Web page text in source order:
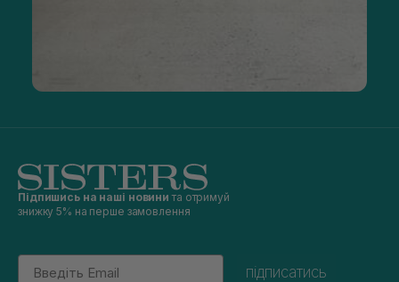
Підпишись на наші новини та отримуй
знижку 5% на перше замовлення
Email
підписатись